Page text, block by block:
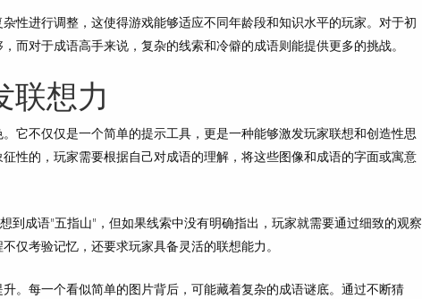
性进行调整，这使得游戏能够适应不同年龄段和知识水平的玩家。对于初
而对于成语高手来说，复杂的线索和冷僻的成语则能提供更多的挑战。
联想力
它不仅仅是一个简单的提示工具，更是一种能够激发玩家联想和创造性思
性的，玩家需要根据自己对成语的理解，将这些图像和成语的字面或寓意
到成语"五指山"，但如果线索中没有明确指出，玩家就需要通过细致的观察
仅考验记忆，还要求玩家具备灵活的联想能力。
。每一个看似简单的图片背后，可能藏着复杂的成语谜底。通过不断猜